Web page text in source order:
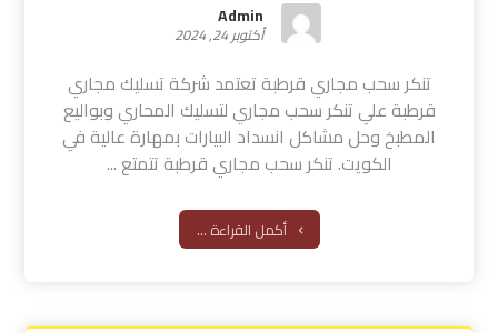
Admin
أكتوبر 24, 2024
تنكر سحب مجاري قرطبة تعتمد شركة تسليك مجاري
قرطبة علي تنكر سحب مجاري لتسليك المحاري وبواليع
المطبخ وحل مشاكل انسداد البيارات بمهارة عالية في
الكويت. تنكر سحب مجاري قرطبة تتمتع ...
أكمل القراءة ...